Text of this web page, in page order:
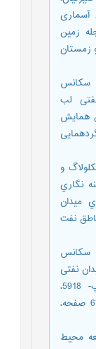
آسماری
زمین
20، پاییز و زمستان
غبیشاوی، ع ( 1389)، سکانس
لب
همایش
سيکلولاگ و
نگاري
ميدان
مناطق نفت
ع.، رحمانی، ع (1385) سکانس
نفتی
آب تیمور(چاه شماره 14)گزارش شماره پ- 5918،
شرکت ملی نفت مناطق نفت خیز جنوب، 67 صفحه،
ع ( 1389) مطالعه محیط